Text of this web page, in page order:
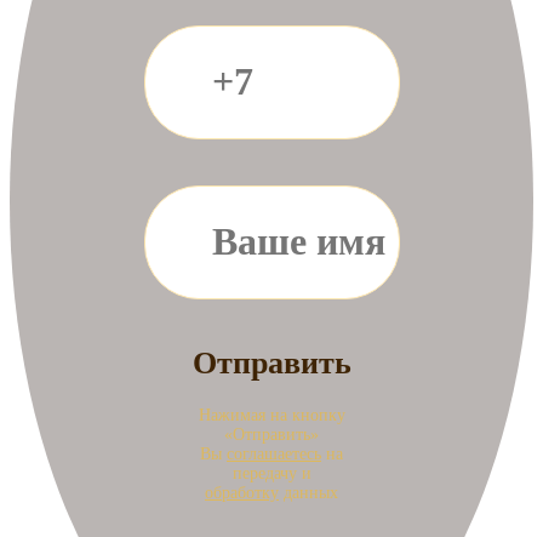
Нажимая на кнопку
«Отправить»
Вы соглашаетесь на
передачу и
обработку данных